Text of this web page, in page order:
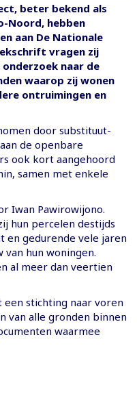
beter bekend als
Noord, hebben
aan De Nationale
vragen zij
naar de
waarop zij wonen
ontruimingen en
door substituut-
de openbare
ook kort aangehoord
samen met enkele
Iwan Pawirowijono.
hun percelen destijds
en gedurende vele jaren
hun woningen.
al meer dan veertien
stichting naar voren
van alle gronden binnen
waarmee